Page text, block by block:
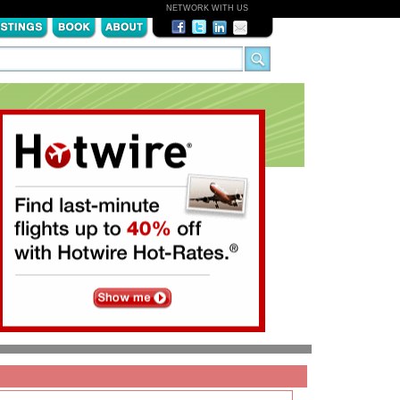
NETWORK WITH US